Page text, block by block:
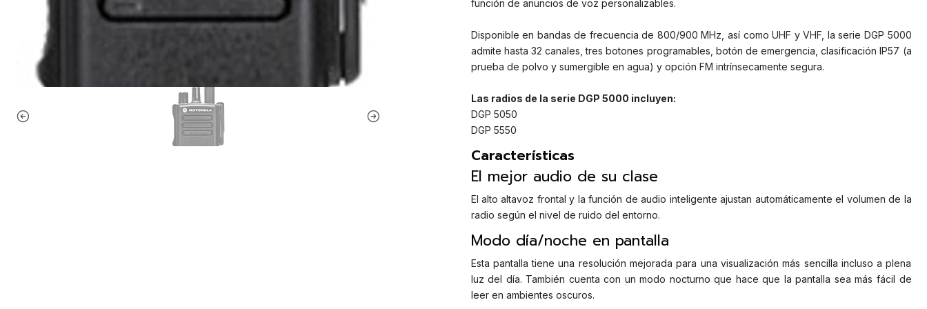
función de anuncios de voz personalizables.
Disponible en bandas de frecuencia de 800/900 MHz, así como UHF y VHF, la serie DGP 5000
admite hasta 32 canales, tres botones programables, botón de emergencia, clasificación IP57 (a
prueba de polvo y sumergible en agua) y opción FM intrínsecamente segura.
Las radios de la serie DGP 5000 incluyen:
DGP 5050
DGP 5550
Características
El mejor audio de su clase
El alto altavoz frontal y la función de audio inteligente ajustan automáticamente el volumen de la
radio según el nivel de ruido del entorno.
Modo día/noche en pantalla
Esta pantalla tiene una resolución mejorada para una visualización más sencilla incluso a plena
luz del día. También cuenta con un modo nocturno que hace que la pantalla sea más fácil de
leer en ambientes oscuros.